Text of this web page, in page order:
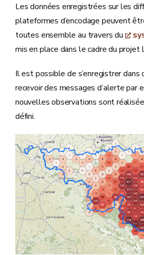
Les données enregistrées sur les
plateformes d’encodage peuvent
toutes ensemble au travers du
mis en place dans le cadre du projet
Il est possible de s’enregistrer dans
recevoir des messages d’alerte par
nouvelles observations sont
défini.